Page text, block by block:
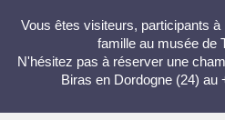
Vous êtes visiteurs, participants
famille au musée de
N'hésitez pas à réserver une
Biras en Dordogne (24) au